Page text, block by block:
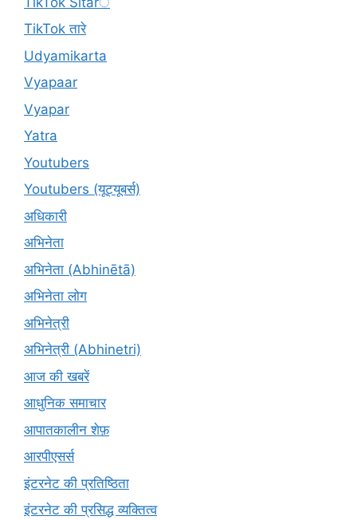
TikTok तारे
Udyamikarta
Vyapaar
Vyapar
Yatra
Youtubers
Youtubers (यूट्यूबर्स)
अधिकारी
अभिनेता
अभिनेता (Abhinētā)
अभिनेता लोग
अभिनेत्री
अभिनेत्री (Abhinetri)
आज की खबरें
आधुनिक समाचार
आपातकालीन शेफ़
आरपीएसर्स
इंटरनेट की प्रतिष्ठिता
इंटरनेट की प्रसिद्ध व्यक्तित्व